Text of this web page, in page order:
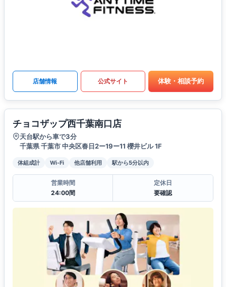
店舗情報 公式サイト 体験・相談予約
チョコザップ西千葉南口店
天台駅から車で3分
千葉県 千葉市 中央区春日2ー19ー11 櫻井ビル 1F
体組成計 Wi-Fi 他店舗利用 駅から5分以内
営業時間
24:00間
定休日
要確認